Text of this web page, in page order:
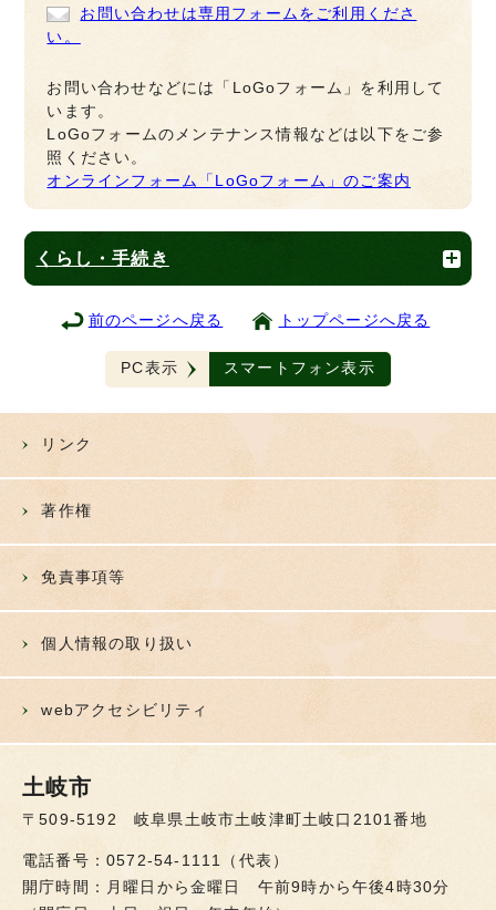
お問い合わせは専用フォームをご利用くださ
い。
お問い合わせなどには「LoGoフォーム」を利用して
います。
LoGoフォームのメンテナンス情報などは以下をご参
照ください。
オンラインフォーム「LoGoフォーム」のご案内
くらし・手続き
前のページへ戻る トップページへ戻る
PC表示 スマートフォン表示
リンク
著作権
免責事項等
個人情報の取り扱い
webアクセシビリティ
土岐市
〒509-5192 岐阜県土岐市土岐津町土岐口2101番地
電話番号：0572-54-1111（代表）
開庁時間：月曜日から金曜日 午前9時から午後4時30分